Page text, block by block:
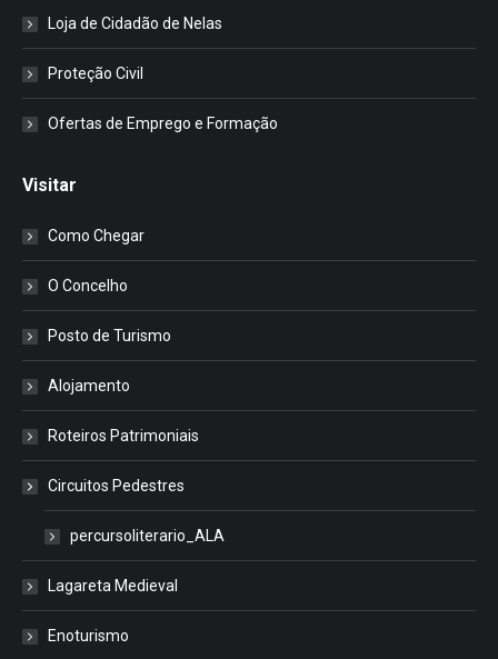
Loja de Cidadão de Nelas
Proteção Civil
Ofertas de Emprego e Formação
Visitar
Como Chegar
O Concelho
Posto de Turismo
Alojamento
Roteiros Patrimoniais
Circuitos Pedestres
percursoliterario_ALA
Lagareta Medieval
Enoturismo